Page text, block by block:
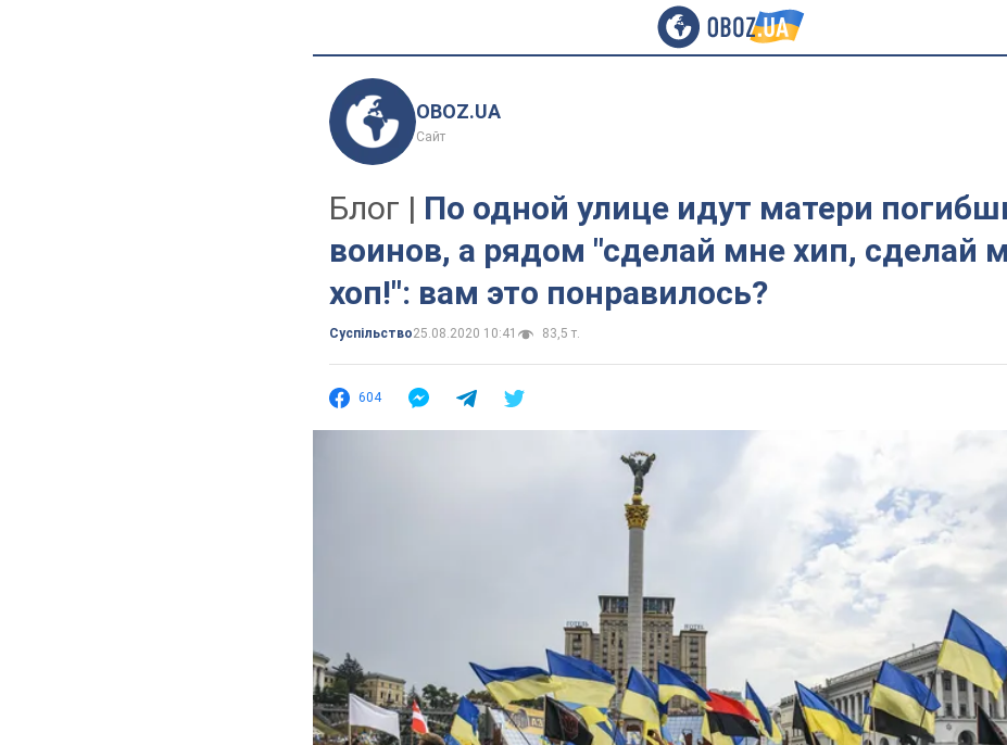
OBOZ.UA
Сайт
Блог | По одной улице идут матери
воинов, а рядом "сделай мне хип, сделай
хоп!": вам это понравилось?
Суспільство25.08.2020 10:41 83,5 т.
604